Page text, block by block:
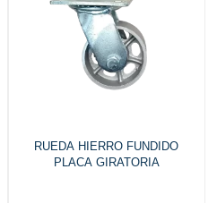
RUEDA HIERRO FUNDIDO
PLACA GIRATORIA